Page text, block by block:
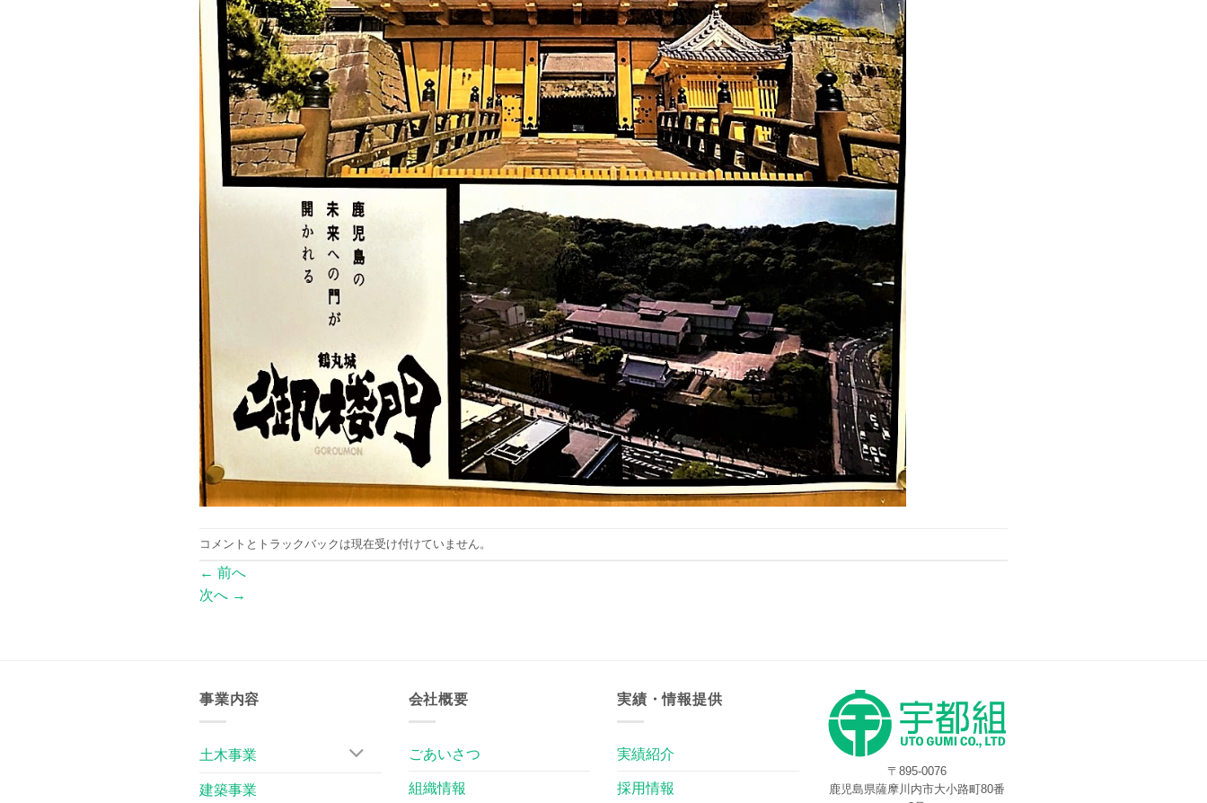
コメントとトラックバックは現在受け付けていません。
← 前へ
次へ →
事業内容
土木事業
建築事業
会社概要
ごあいさつ
組織情報
実績・情報提供
実績紹介
採用情報
〒895-0076
鹿児島県薩摩川内市大小路町80番